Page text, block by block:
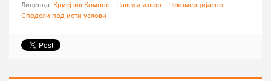
Лиценца: Криејтив Комонс - Наведи извор - Некомерцијално -
Сподели под исти услови